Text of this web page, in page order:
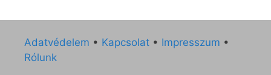
Adatvédelem • Kapcsolat • Impresszum •
Rólunk